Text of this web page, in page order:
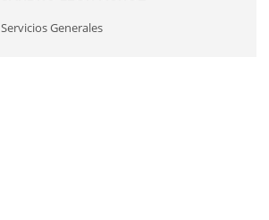
Servicios Generales